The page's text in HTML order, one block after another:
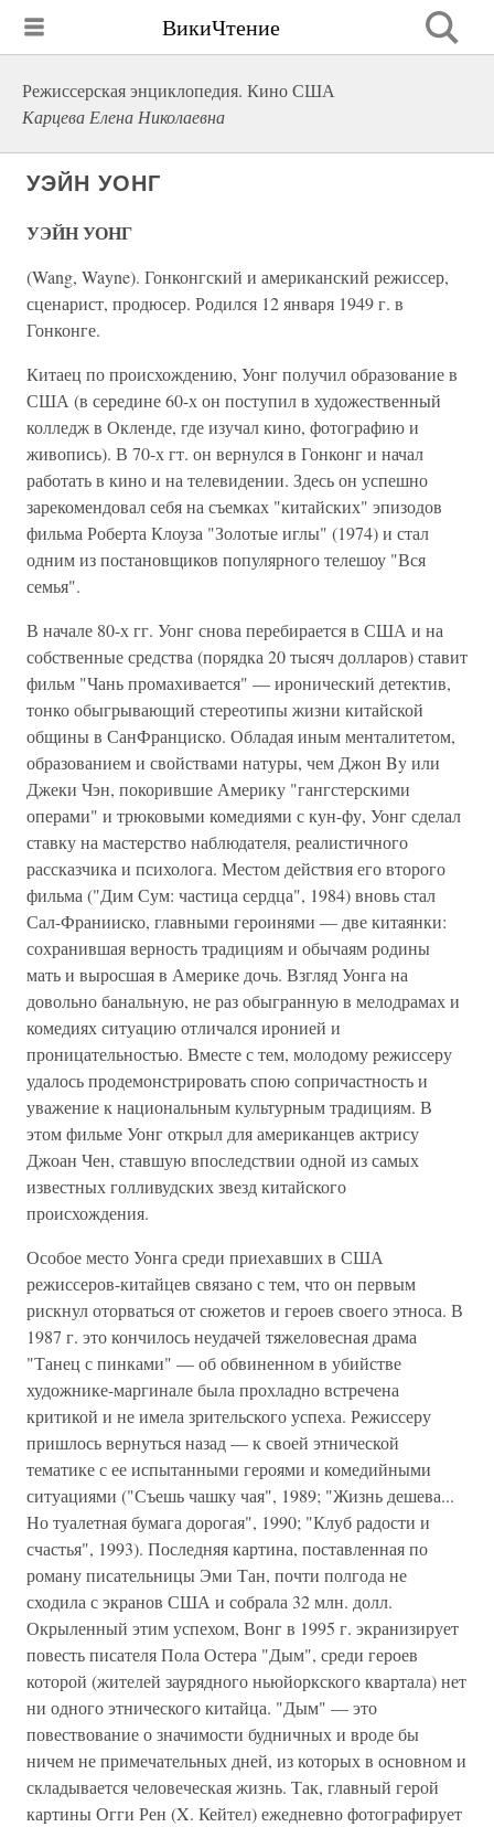
ВикиЧтение
Режиссерская энциклопедия. Кино США
Карцева Елена Николаевна
УЭЙН УОНГ
УЭЙН УОНГ
(Wang, Wayne). Гонконгский и американский режиссер,
сценарист, продюсер. Родился 12 января 1949 г. в
Гонконге.
Китаец по происхождению, Уонг получил образование в
США (в середине 60-х он поступил в художественный
колледж в Окленде, где изучал кино, фотографию и
живопись). В 70-х гт. он вернулся в Гонконг и начал
работать в кино и на телевидении. Здесь он успешно
зарекомендовал себя на съемках "китайских" эпизодов
фильма Роберта Клоуза "Золотые иглы" (1974) и стал
одним из постановщиков популярного телешоу "Вся
семья".
В начале 80-х гг. Уонг снова перебирается в США и на
собственные средства (порядка 20 тысяч долларов) ставит
фильм "Чань промахивается" — иронический детектив,
тонко обыгрывающий стереотипы жизни китайской
общины в СанФранциско. Обладая иным менталитетом,
образованием и свойствами натуры, чем Джон By или
Джеки Чэн, покорившие Америку "гангстерскими
операми" и трюковыми комедиями с кун-фу, Уонг сделал
ставку на мастерство наблюдателя, реалистичного
рассказчика и психолога. Местом действия его второго
фильма ("Дим Сум: частица сердца", 1984) вновь стал
Сал-Франииско, главными героинями — две китаянки:
сохранившая верность традициям и обычаям родины
мать и выросшая в Америке дочь. Взгляд Уонга на
довольно банальную, не раз обыгранную в мелодрамах и
комедиях ситуацию отличался иронией и
проницательностью. Вместе с тем, молодому режиссеру
удалось продемонстрировать спою сопричастность и
уважение к национальным культурным традициям. В
этом фильме Уонг открыл для американцев актрису
Джоан Чен, ставшую впоследствии одной из самых
известных голливудских звезд китайского
происхождения.
Особое место Уонга среди приехавших в США
режиссеров-китайцев связано с тем, что он первым
рискнул оторваться от сюжетов и героев своего этноса. В
1987 г. это кончилось неудачей тяжеловесная драма
"Танец с пинками" — об обвиненном в убийстве
художнике-маргинале была прохладно встречена
критикой и не имела зрительского успеха. Режиссеру
пришлось вернуться назад — к своей этнической
тематике с ее испытанными героями и комедийными
ситуациями ("Съешь чашку чая", 1989; "Жизнь дешева...
Но туалетная бумага дорогая", 1990; "Клуб радости и
счастья", 1993). Последняя картина, поставленная по
роману писательницы Эми Тан, почти полгода не
сходила с экранов США и собрала 32 млн. долл.
Окрыленный этим успехом, Вонг в 1995 г. экранизирует
повесть писателя Пола Остера "Дым", среди героев
которой (жителей заурядного ньюйоркского квартала) нет
ни одного этнического китайца. "Дым" — это
повествование о значимости будничных и вроде бы
ничем не примечательных дней, из которых в основном и
складывается человеческая жизнь. Так, главный герой
картины Огги Рен (X. Кейтел) ежедневно фотографирует